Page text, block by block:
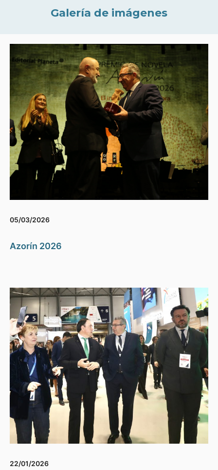
Galería de imágenes
05/03/2026
Azorín 2026
22/01/2026